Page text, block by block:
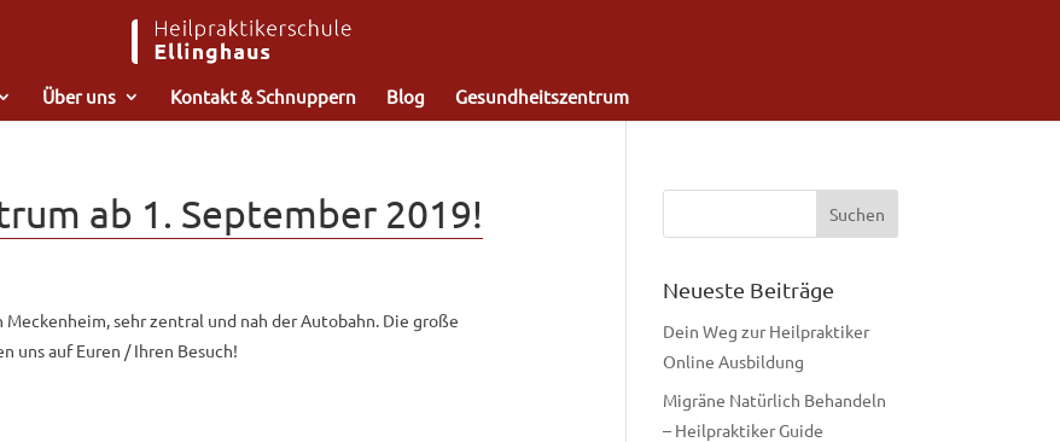
Über uns Kontakt & Schnuppern Blog Gesundheitszentrum
ab 1. September 2019!
sehr zentral und nah der Autobahn. Die große
uns auf Euren / Ihren Besuch!
Neueste Beiträge
Dein Weg zur Heilpraktiker
Online Ausbildung
Migräne Natürlich Behandeln
– Heilpraktiker Guide